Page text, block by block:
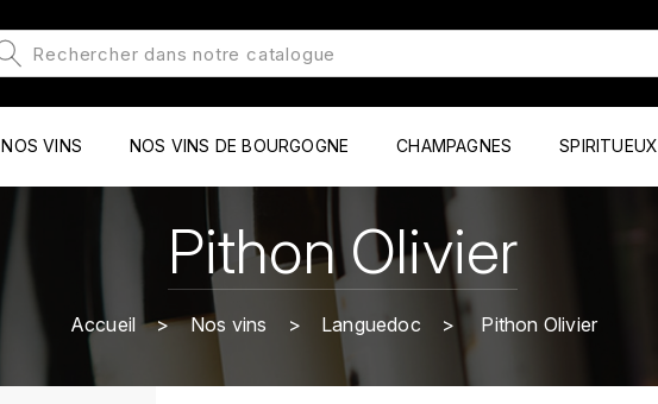
NOS VINS NOS VINS DE BOURGOGNE CHAMPAGNES SPIRITUEUX
Pithon Olivier
Accueil Nos vins Languedoc Pithon Olivier